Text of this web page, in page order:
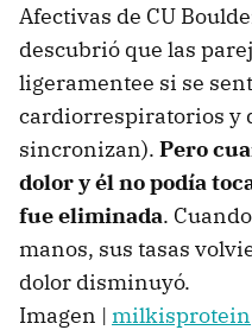
Afectivas de CU
descubrió que las
ligeramentee si se
cardiorrespiratorios y
sincronizan). Pero
dolor y él no podía
fue eliminada.
manos, sus tasas
dolor disminuyó.
Imagen | milkisprotein